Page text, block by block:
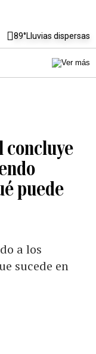
89°Lluvias dispersas
concluye
puede
a los
sucede en